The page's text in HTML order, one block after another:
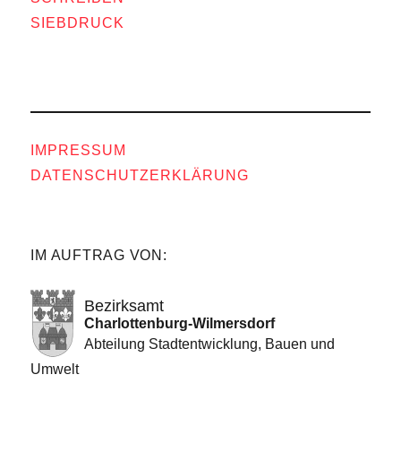
SIEBDRUCK
IMPRESSUM
DATENSCHUTZERKLÄRUNG
IM AUFTRAG VON:
Bezirksamt
Charlottenburg-Wilmersdorf
Abteilung Stadtentwicklung, Bauen und
Umwelt